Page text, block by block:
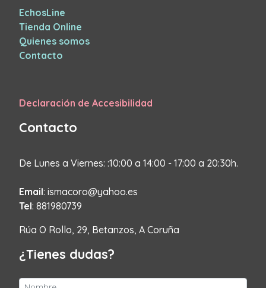
EchosLine
Tienda Online
Quienes somos
Contacto
Declaración de Accesibilidad
Contacto
De Lunes a Viernes: :10:00 a 14:00 - 17:00 a 20:30h.
Email: ismacoro@yahoo.es
Tel: 881980739
Rúa O Rollo, 29, Betanzos, A Coruña
¿Tienes dudas?